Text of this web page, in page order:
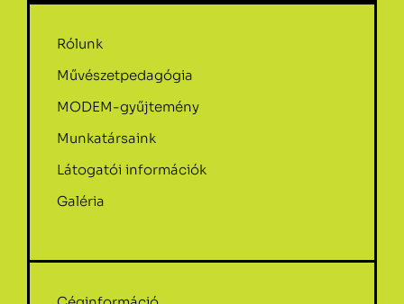
Rólunk
Művészetpedagógia
MODEM-gyűjtemény
Munkatársaink
Látogatói információk
Galéria